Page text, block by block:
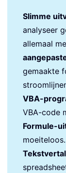
Slimme
analyseer
allemaal
gemaakte
VBA-
VBA-code
Formule-
moeiteloos.